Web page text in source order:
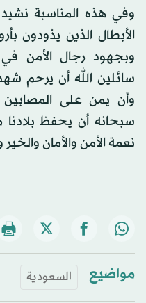
وفي هذه المناسبة
الأبطال الذين يذودون
وبجهود رجال الأمن
سائلين الله أن يرحم
وأن يمن على المصابين
سبحانه أن يحفظ
نعمة الأمن والأمان والخير
مواضيع السعودية